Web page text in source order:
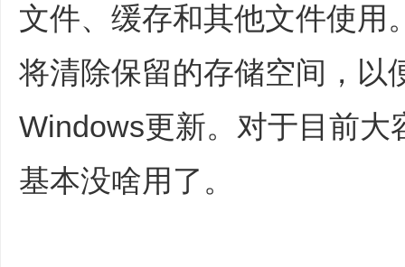
文件、缓存和其他文件使用
将清除保留的存储空间，以
Windows更新。对于目前
基本没啥用了。